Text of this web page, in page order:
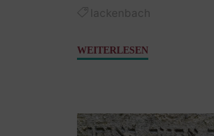
lackenbach
WEITERLESEN"Die